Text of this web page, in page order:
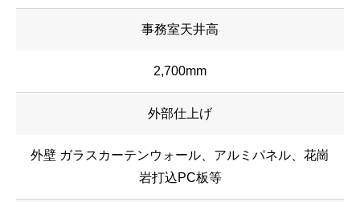
事務室天井高
2,700mm
外部仕上げ
外壁 ガラスカーテンウォール、アルミパネル、花崗
岩打込PC板等